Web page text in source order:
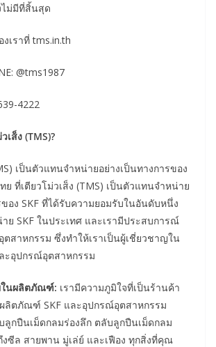
ไม่มีที่สิ้นสุด
เราที่ tms.in.th
@tms1987
4222
เส็ง (TMS)?
เป็นตัวแทนจำหน่ายอย่างเป็นทางการของ
ย ที่เตียวโม่วเส็ง (TMS) เป็นตัวแทนจำหน่าย
ของ SKF ที่ได้รับความยอมรับในอันดับหนึ่ง
ย SKF ในประเทศ และเรามีประสบการณ์
ตสาหกรรม ซึ่งทำให้เราเป็นผู้เชี่ยวชาญใน
อุปกรณ์อุตสาหกรรม
ในผลิตภัณฑ์: เรามีความภูมิใจที่เป็นร้านค้า
ลิตภัณฑ์ SKF และอุปกรณ์อุตสาหกรรม
กปืนเม็ดกลมร่องลึก ตลับลูกปืนเม็ดกลม
ซีล สายพาน มู่เล่ย์ และเฟือง ทุกสิ่งที่คุณ